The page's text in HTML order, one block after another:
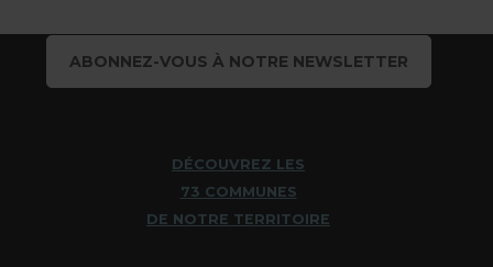
ABONNEZ-VOUS À NOTRE NEWSLETTER
DÉCOUVREZ LES
73 COMMUNES
DE NOTRE TERRITOIRE